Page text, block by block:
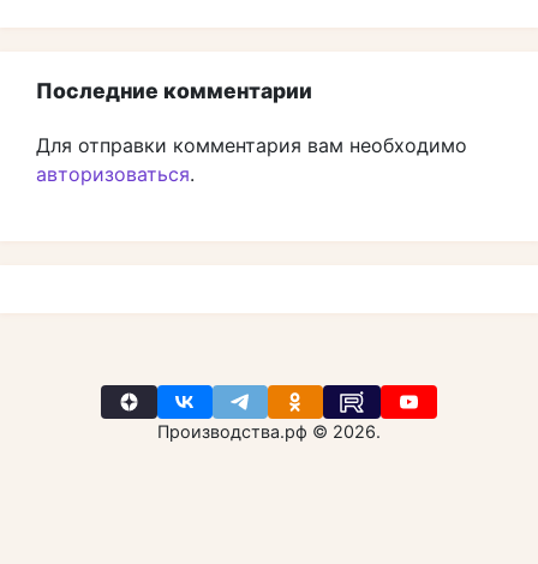
Последние комментарии
Для отправки комментария вам необходимо
авторизоваться.
Производства.рф © 2026.